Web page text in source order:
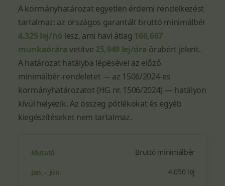
A kormányhatározat egyetlen érdemi rendelkezést
tartalmaz: az országos garantált bruttó minimálbér
4.325 lej/hó lesz, ami havi átlag 166,667
munkaórára vetítve 25,949 lej/óra órabért jelent.
A határozat hatályba lépésével az előző
minimálbér-rendeletet — az 1506/2024-es
kormányhatározatot (HG nr. 1506/2024) — hatályon
kívül helyezik. Az összeg pótlékokat és egyéb
kiegészítéseket nem tartalmaz.
Bruttó minimálbér
4.050 lej